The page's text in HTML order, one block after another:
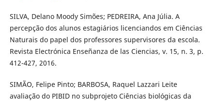
SILVA, Delano Moody Simões; PEDREIRA, Ana Júlia. A
percepção dos alunos estagiários licenciandos em Ciências
Naturais do papel dos professores supervisores da escola.
Revista Electrónica Enseñanza de las Ciencias, v. 15, n. 3, p.
412-427, 2016.
SIMÃO, Felipe Pinto; BARBOSA, Raquel Lazzari Leite
avaliação do PIBID no subprojeto Ciências biológicas da